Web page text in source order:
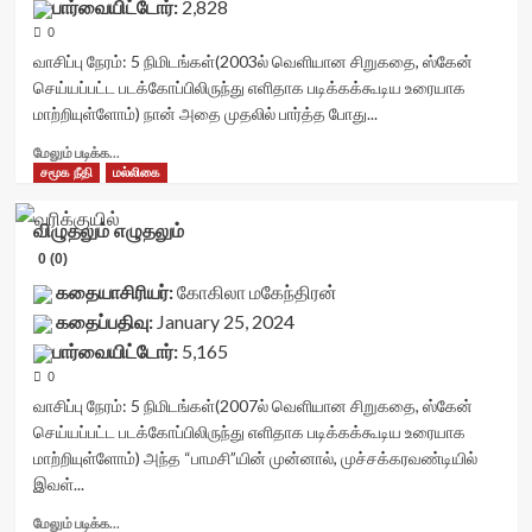
class='yasr-
title-
average'>0
(0)
</span>
starsize='16'
rater-
postid='42350'
data-
readonly='true'
data-
attribute='true'
<span
class='yasr-
stars-
title-
(0)
</span>
</div>
container">
class='yasr-
stars-
title
yasr-
stars'
id='yasr-
votes-
0b424662f572a'
data-
rating='0'
starsize='16'
data-
rater-
rater-
பார்வையிட்டோர்:2,828
0
வாசிப்பு நேரம்: 5 நிமிடங்கள்(2003ல் வெளியான சிறுகதை, ஸ்கேன்
செய்யப்பட்ட படக்கோப்பிலிருந்து எளிதாக படிக்கக்கூடிய உரையாக
மாற்றியுள்ளோம்) நான் அதை முதலில் பார்த்த போது...
மேலும் படிக்க...
more
புலன்களுக்கு
அப்பால் உள்வாங்குதல்<div
vv-
stars-
title-
container">
class='yasr-
stars-
title
yasr-
சமூக நீதி மல்லிகை
விழுதலும் எழுதலும்
0 (0)
கதையாசிரியர்:கோகிலா மகேந்திரன்
கதைப்பதிவு:January 25, 2024
பார்வையிட்டோர்:5,165
0
வாசிப்பு நேரம்: 5 நிமிடங்கள்(2007ல் வெளியான சிறுகதை, ஸ்கேன்
செய்யப்பட்ட படக்கோப்பிலிருந்து எளிதாக படிக்கக்கூடிய உரையாக
மாற்றியுள்ளோம்) அந்த “பாமசி”யின் முன்னால், முச்சக்கரவண்டியில்
இவள்...
மேலும் படிக்க...